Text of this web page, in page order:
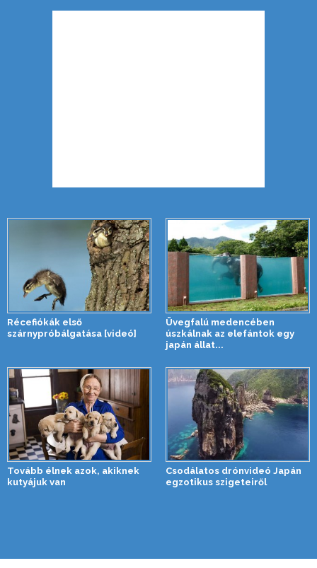
Récefiókák első
szárnypróbálgatása [videó]
Üvegfalú medencében
úszkálnak az elefántok egy
japán állat...
Tovább élnek azok, akiknek
kutyájuk van
Csodálatos drónvideó Japán
egzotikus szigeteiről